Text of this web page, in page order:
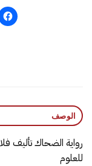
الوصف
رواية الضحاك تأليف
للعلوم